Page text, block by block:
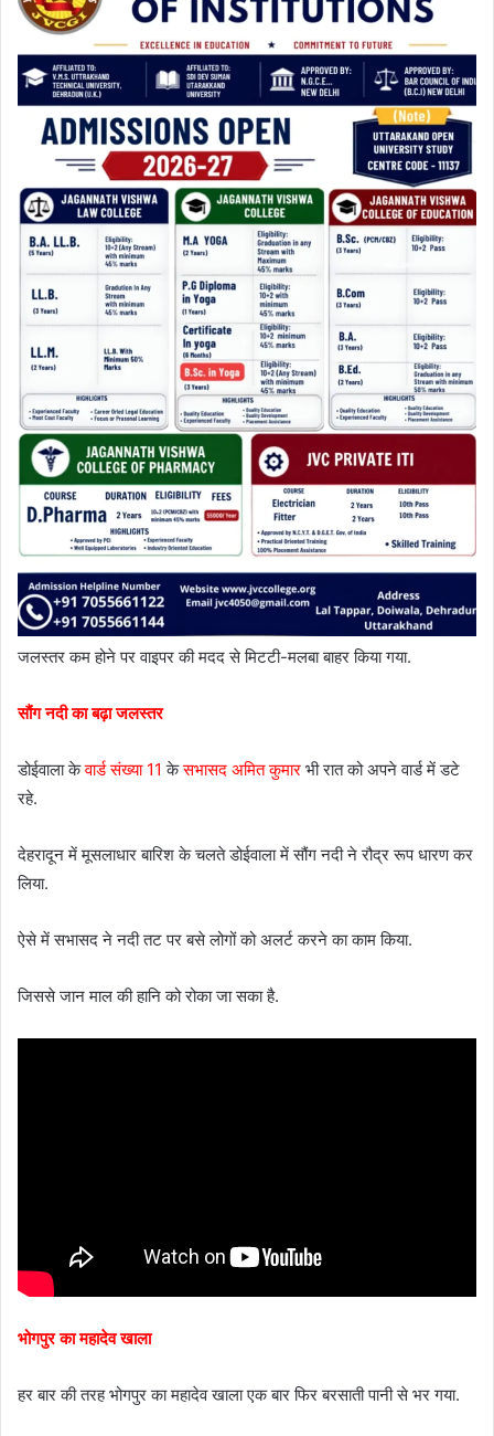
जलस्तर कम होने पर वाइपर की मदद से मिटटी-मलबा बाहर किया गया.
सौंग नदी का बढ़ा जलस्तर
डोईवाला केवार्ड संख्या 11 केसभासद अमित कुमार भी रात को अपने वार्ड में डटे
रहे.
देहरादून में मूसलाधार बारिश के चलते डोईवाला में सौंग नदी ने रौद्र रूप धारण कर
लिया.
ऐसे में सभासद ने नदी तट पर बसे लोगों को अलर्ट करने का काम किया.
जिससे जान माल की हानि को रोका जा सका है.
भोगपुर का महादेव खाला
हर बार की तरह भोगपुर का महादेव खाला एक बार फिर बरसाती पानी से भर गया.